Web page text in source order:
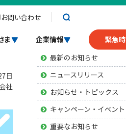
お問い合わせ
ま 企業情報 緊急時
日
社
お知らせ
最新のお知らせ
ニュースリリース
お知らせ・トピックス
キャンペーン・イベント
重要なお知らせ